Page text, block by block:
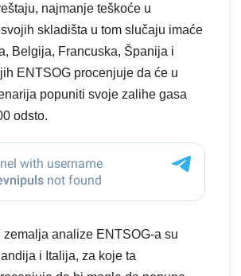
najmanje teškoće u
skladišta u tom slučaju imaće
Belgija, Francuska, Španija i
ENTSOG procenjuje da će u
popuniti svoje zalihe gasa
odsto.
zemalja analize ENTSOG-a su
i Italija, za koje ta